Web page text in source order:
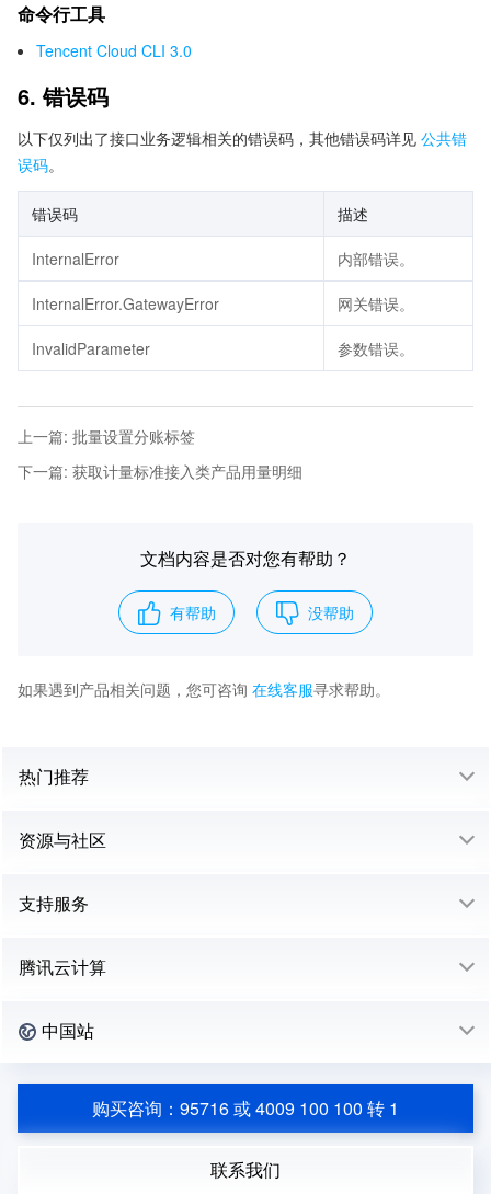
命令行工具
Tencent Cloud CLI 3.0
6. 错误码
以下仅列出了接口业务逻辑相关的错误码，其他错误码详见 公共错
误码。
错误码 描述
InternalError 内部错误。
InternalError.GatewayError 网关错误。
InvalidParameter 参数错误。
上一篇: 批量设置分账标签
下一篇: 获取计量标准接入类产品用量明细
文档内容是否对您有帮助？
有帮助 没帮助
如果遇到产品相关问题，您可咨询 在线客服寻求帮助。
热门推荐
资源与社区
支持服务
腾讯云计算
中国站
购买咨询：95716 或 4009 100 100 转 1
联系我们